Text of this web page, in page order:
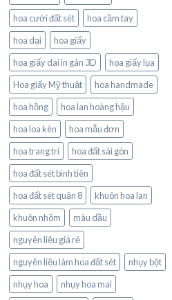
hoa cưới đất sét
hoa cầm tay
hoa dại
hoa giấy
hoa giấy dai in gân 3D
hoa giấy lụa
Hoa giấy Mỹ thuật
hoa handmade
hoa hồng
hoa lan hoàng hậu
hoa loa kèn
hoa mẫu đơn
hoa trang trí
hoa đất sài gòn
hoa đất sét bình tiên
hoa đất sét quận 8
khuôn hoa lan
khuôn nhôm
màu dầu
nguyên liệu giá rẻ
nguyên liệu làm hoa đất sét
nhụy bột
nhụy hoa
nhụy hoa mai